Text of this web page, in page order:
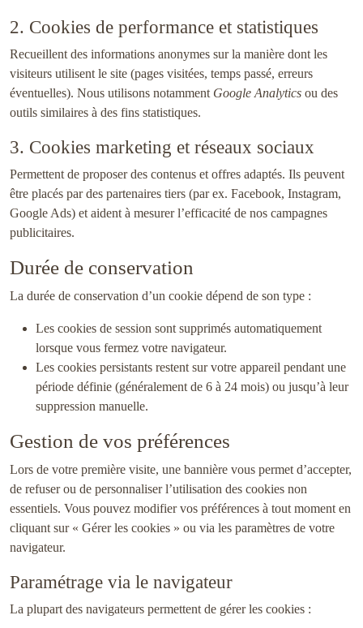
2. Cookies de performance et statistiques
Recueillent des informations anonymes sur la manière dont les
visiteurs utilisent le site (pages visitées, temps passé, erreurs
éventuelles). Nous utilisons notamment Google Analytics ou des
outils similaires à des fins statistiques.
3. Cookies marketing et réseaux sociaux
Permettent de proposer des contenus et offres adaptés. Ils peuvent
être placés par des partenaires tiers (par ex. Facebook, Instagram,
Google Ads) et aident à mesurer l’efficacité de nos campagnes
publicitaires.
Durée de conservation
La durée de conservation d’un cookie dépend de son type :
Les cookies de session sont supprimés automatiquement
lorsque vous fermez votre navigateur.
Les cookies persistants restent sur votre appareil pendant une
période définie (généralement de 6 à 24 mois) ou jusqu’à leur
suppression manuelle.
Gestion de vos préférences
Lors de votre première visite, une bannière vous permet d’accepter,
de refuser ou de personnaliser l’utilisation des cookies non
essentiels. Vous pouvez modifier vos préférences à tout moment en
cliquant sur « Gérer les cookies » ou via les paramètres de votre
navigateur.
Paramétrage via le navigateur
La plupart des navigateurs permettent de gérer les cookies :